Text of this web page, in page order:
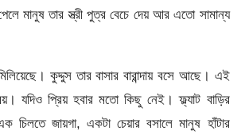
মানুষ তার স্ত্রী পুত্র বেচে দেয় আর এতো সামান্য
কুদ্দুস তার বাসার বারান্দায় বসে আছে। এই
যদিও প্রিয় হবার মতো কিছু নেই। ফ্ল্যাট বাড়ির
এক চিলতে জায়গা, একটা চেয়ার বসালে মানুষ হাঁটার